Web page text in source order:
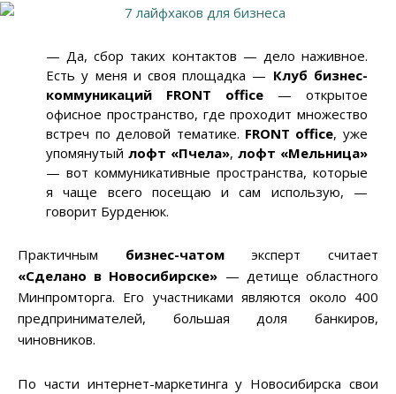
— Да, сбор таких контактов — дело наживное.
Есть у меня и своя площадка — Клуб бизнес-
коммуникаций FRONT office — открытое
офисное пространство, где проходит множество
встреч по деловой тематике. FRONT office, уже
упомянутыйлофт «Пчела», лофт «Мельница»
— вот коммуникативные пространства, которые
я чаще всего посещаю и сам использую, —
говорит Бурденюк.
Практичным бизнес-чатомэксперт считает
«Сделано в Новосибирске» — детище областного
Минпромторга. Его участниками являются около 400
предпринимателей, большая доля банкиров,
чиновников.
По части интернет-маркетинга у Новосибирска свои